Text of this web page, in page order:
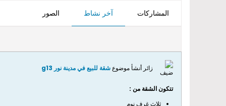
المشاركات آخر نشاط الصور
زائر أنشأ موضوعشقة للبيع في مدينة نور g13
تتكون الشقة من :
ثلاث غرف نوم